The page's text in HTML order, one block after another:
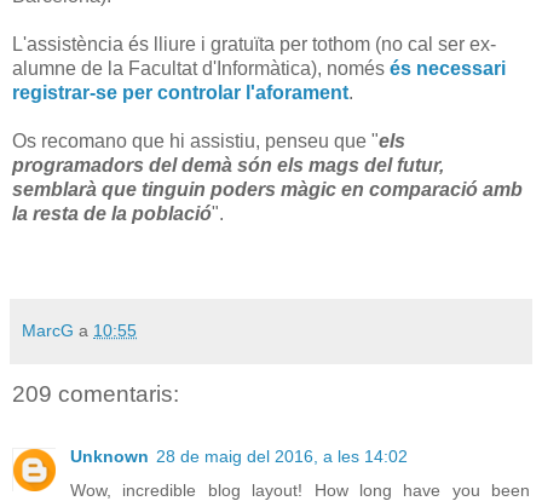
L'assistència és lliure i gratuïta per tothom (no cal ser ex-
alumne de la Facultat d'Informàtica), només és necessari
registrar-se per controlar l'aforament.
Os recomano que hi assistiu, penseu que "els
programadors del demà són els mags del futur,
semblarà que tinguin poders màgic en comparació amb
la resta de la població".
MarcG a 10:55
209 comentaris:
Unknown 28 de maig del 2016, a les 14:02
Wow, incredible blog layout! How long have you been